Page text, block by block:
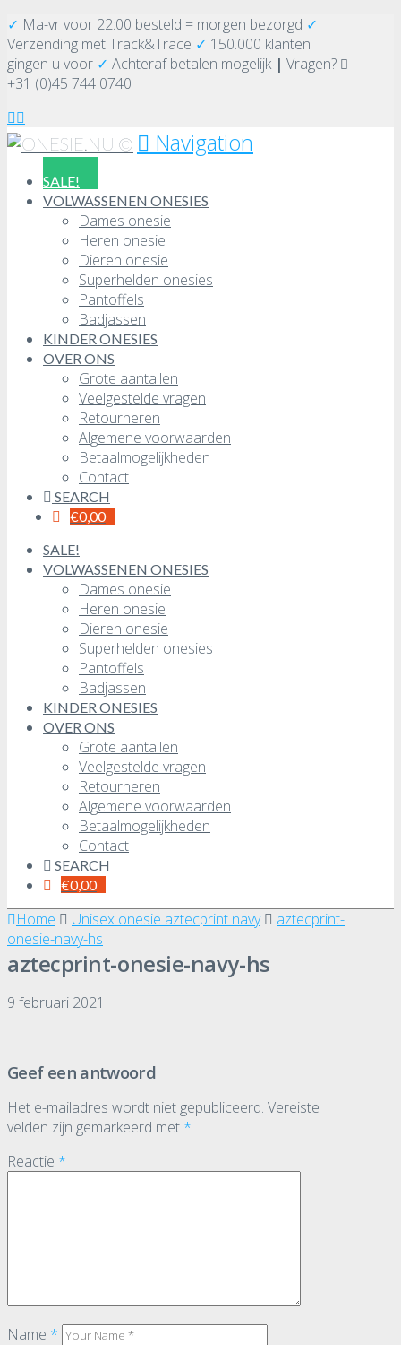
✓ Ma-vr voor 22:00 besteld = morgen bezorgd ✓
Verzending met Track&Trace ✓ 150.000 klanten
gingen u voor ✓ Achteraf betalen mogelijk | Vragen?
+31 (0)45 744 0740
Navigation
SALE!
VOLWASSENEN ONESIES
Dames onesie
Heren onesie
Dieren onesie
Superhelden onesies
Pantoffels
Badjassen
KINDER ONESIES
OVER ONS
Grote aantallen
Veelgestelde vragen
Retourneren
Algemene voorwaarden
Betaalmogelijkheden
Contact
SEARCH
€0,00
SALE!
VOLWASSENEN ONESIES
Dames onesie
Heren onesie
Dieren onesie
Superhelden onesies
Pantoffels
Badjassen
KINDER ONESIES
OVER ONS
Grote aantallen
Veelgestelde vragen
Retourneren
Algemene voorwaarden
Betaalmogelijkheden
Contact
SEARCH
€0,00
Home Unisex onesie aztecprint navy
aztecprint-
onesie-navy-hs
aztecprint-onesie-navy-hs
9 februari 2021
Geef een antwoord
Het e-mailadres wordt niet gepubliceerd. Vereiste
velden zijn gemarkeerd met *
Reactie *
Name *